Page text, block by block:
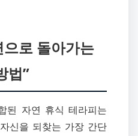
로 돌아가는
법”
된 자연 휴식 테라피는
신을 되찾는 가장 간단